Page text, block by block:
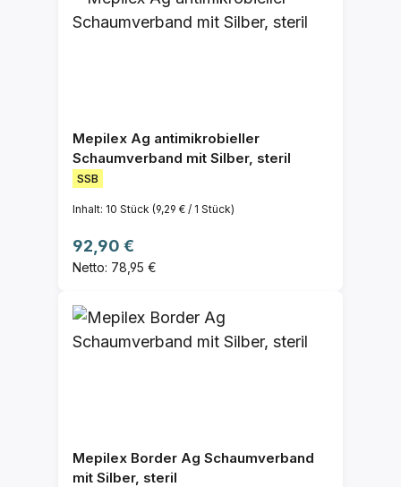
Mepilex Ag antimikrobieller
Schaumverband mit Silber, steril
SSB
Inhalt: 10 Stück (9,29 € / 1 Stück)
Regulärer Preis:
92,90 €
Netto: 78,95 €
Mepilex Border Ag Schaumverband
mit Silber, steril